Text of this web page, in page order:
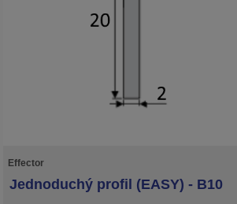
Effector
Jednoduchý profil (EASY) - B10